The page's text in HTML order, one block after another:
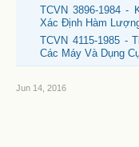
TCVN 3896-1984 -
Xác Định Hàm
TCVN 4115-1985 -
Các Máy Và Dụng
Jun 14, 2016